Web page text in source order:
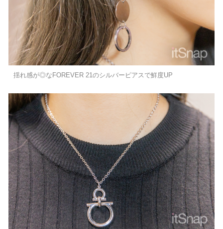
揺れ感が◎なFOREVER 21のシルバーピアスで鮮度UP